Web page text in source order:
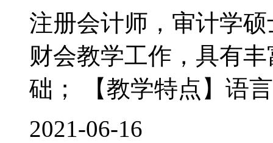
注册会计师，审计学
财会教学工作，具有
础； 【教学特点】语
2021-06-16